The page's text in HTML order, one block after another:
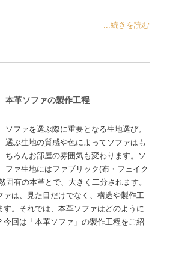
...続きを読む
本革ソファの製作工程
ソファを選ぶ際に重要となる生地選び。
選ぶ生地の質感や色によってソファはも
ちろんお部屋の雰囲気も変わります。ソ
ファ生地にはファブリック(布・フェイク
固有の本革とで、大きく二分されます。
ァは、見た目だけでなく、構造や製作工
す。それでは、本革ソファはどのように
今回は「本革ソファ」の製作工程をご紹